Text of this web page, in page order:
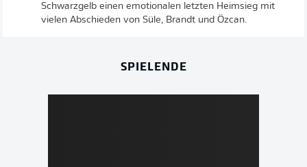
Schwarzgelb einen emotionalen letzten Heimsieg mit
vielen Abschieden von Süle, Brandt und Özcan.
SPIELENDE